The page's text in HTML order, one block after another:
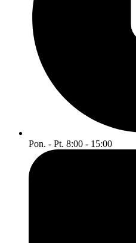
Pon. - Pt. 8:00 - 15:00